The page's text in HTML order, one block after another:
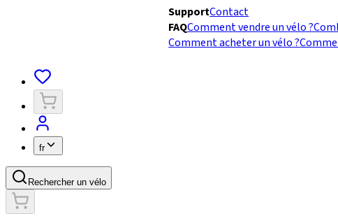
SupportContact
FAQComment vendre un vélo ?
Comment acheter un vélo ?
fr
Rechercher un vélo